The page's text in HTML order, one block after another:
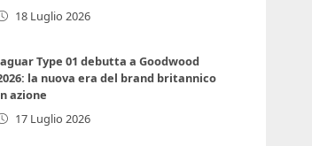
18 Luglio 2026
Type 01 debutta a Goodwood
la nuova era del brand britannico
azione
17 Luglio 2026